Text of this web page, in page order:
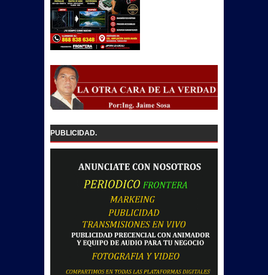
PUBLICIDAD.